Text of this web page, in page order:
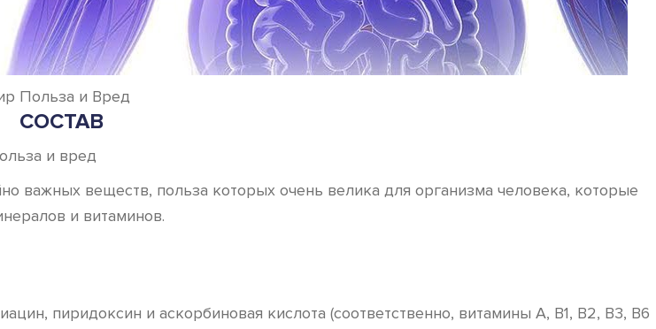
Польза и Вред
СОСТАВ
важных веществ, польза которых очень велика для организма человека, которые
и витаминов.
пиридоксин и аскорбиновая кислота (соответственно, витамины А, В1, В2, В3, В6